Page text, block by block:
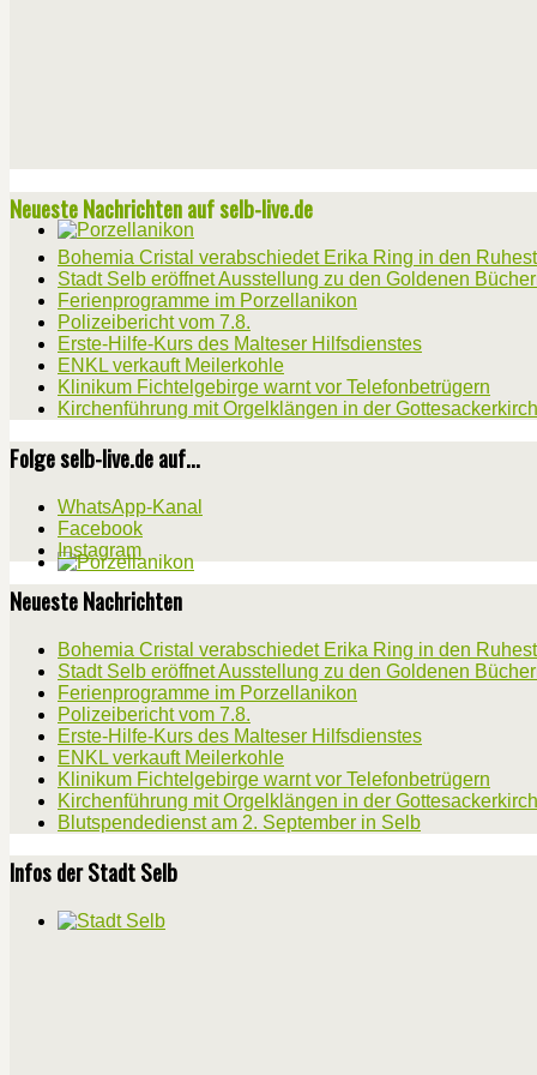
Neueste Nachrichten auf selb-live.de
Bohemia Cristal verabschiedet Erika Ring in den
Stadt Selb eröffnet Ausstellung zu den Goldenen
Ferienprogramme im Porzellanikon
Polizeibericht vom 7.8.
Erste-Hilfe-Kurs des Malteser Hilfsdienstes
ENKL verkauft Meilerkohle
Klinikum Fichtelgebirge warnt vor Telefonbetrügern
Kirchenführung mit Orgelklängen in der
Folge selb-live.de auf...
WhatsApp-Kanal
Facebook
Instagram
Neueste Nachrichten
Bohemia Cristal verabschiedet Erika Ring in den
Stadt Selb eröffnet Ausstellung zu den Goldenen
Ferienprogramme im Porzellanikon
Polizeibericht vom 7.8.
Erste-Hilfe-Kurs des Malteser Hilfsdienstes
ENKL verkauft Meilerkohle
Klinikum Fichtelgebirge warnt vor Telefonbetrügern
Kirchenführung mit Orgelklängen in der
Blutspendedienst am 2. September in Selb
Infos der Stadt Selb